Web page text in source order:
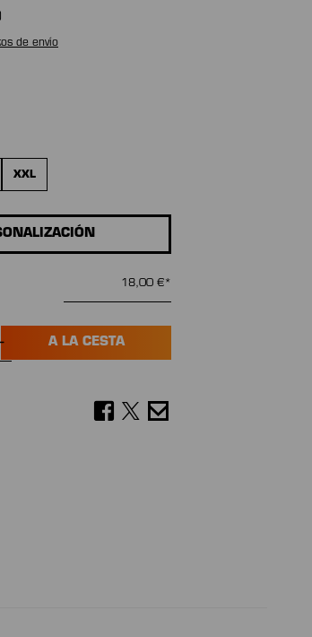
de envío
XXL
18,00 €*
A LA CESTA